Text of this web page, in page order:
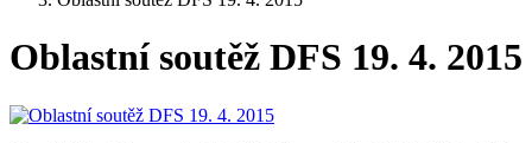
Oblastní soutěž DFS 19. 4. 2015